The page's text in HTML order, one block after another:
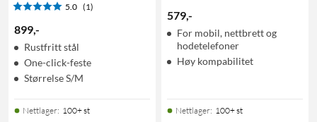
5.0 (1)
899,-
Rustfritt stål
One-click-feste
Størrelse S/M
Nettlager: 100+ st
579,-
For mobil, nettbrett og
hodetelefoner
Høy kompabilitet
Nettlager: 100+ st